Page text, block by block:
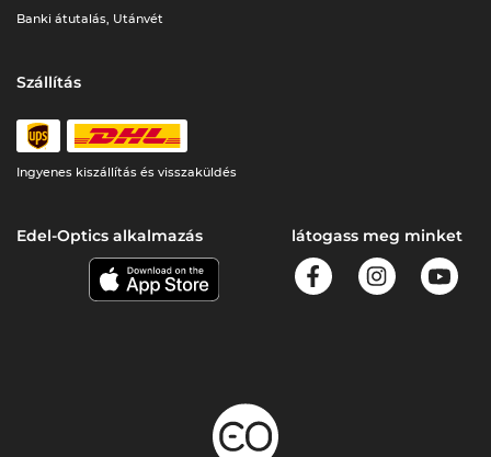
Banki átutalás, Utánvét
Szállítás
Ingyenes kiszállítás és visszaküldés
Edel-Optics alkalmazás látogass meg minket